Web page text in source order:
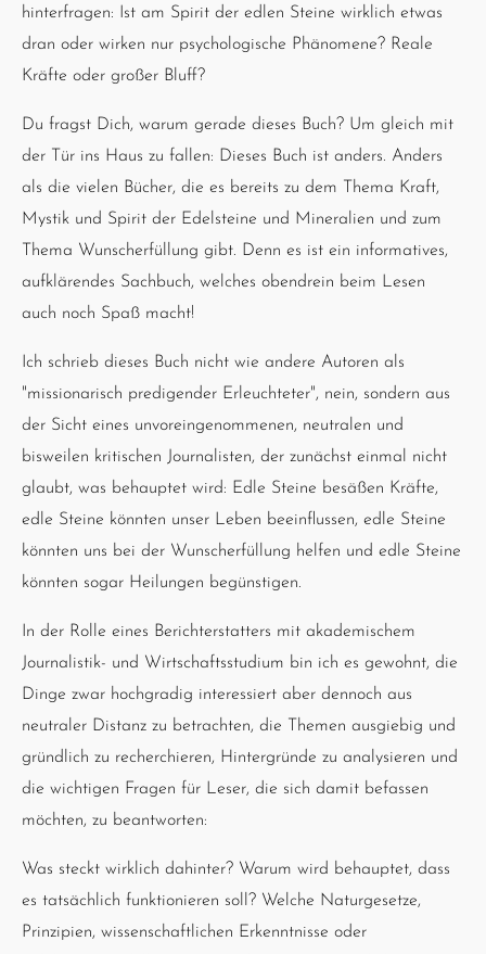
hinterfragen: Ist am Spirit der edlen Steine wirklich etwas
dran oder wirken nur psychologische Phänomene? Reale
Kräfte oder großer Bluff?
Du fragst Dich, warum gerade dieses Buch? Um gleich mit
der Tür ins Haus zu fallen: Dieses Buch ist anders. Anders
als die vielen Bücher, die es bereits zu dem Thema Kraft,
Mystik und Spirit der Edelsteine und Mineralien und zum
Thema Wunscherfüllung gibt. Denn es ist ein informatives,
aufklärendes Sachbuch, welches obendrein beim Lesen
auch noch Spaß macht!
Ich schrieb dieses Buch nicht wie andere Autoren als
"missionarisch predigender Erleuchteter", nein, sondern aus
der Sicht eines unvoreingenommenen, neutralen und
bisweilen kritischen Journalisten, der zunächst einmal nicht
glaubt, was behauptet wird: Edle Steine besäßen Kräfte,
edle Steine könnten unser Leben beeinflussen, edle Steine
könnten uns bei der Wunscherfüllung helfen und edle Steine
könnten sogar Heilungen begünstigen.
In der Rolle eines Berichterstatters mit akademischem
Journalistik- und Wirtschaftsstudium bin ich es gewohnt, die
Dinge zwar hochgradig interessiert aber dennoch aus
neutraler Distanz zu betrachten, die Themen ausgiebig und
gründlich zu recherchieren, Hintergründe zu analysieren und
die wichtigen Fragen für Leser, die sich damit befassen
möchten, zu beantworten:
Was steckt wirklich dahinter? Warum wird behauptet, dass
es tatsächlich funktionieren soll? Welche Naturgesetze,
Prinzipien, wissenschaftlichen Erkenntnisse oder